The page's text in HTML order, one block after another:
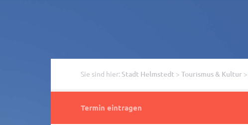
Sie sind hier: Stadt Helmstedt > Tourismus & Kultur >
Termin eintragen